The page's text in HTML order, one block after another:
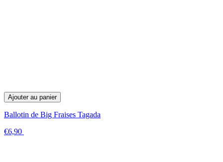
Ajouter au panier
Ballotin de Big Fraises Tagada
€6,90